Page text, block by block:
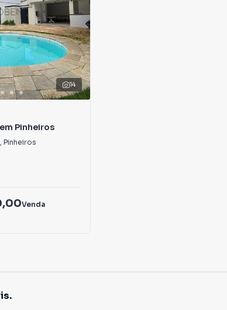
14
Pinheiros
, Pinheiros
Venda